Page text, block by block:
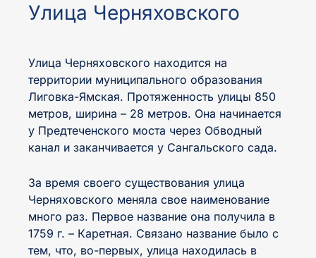
+7 (812) 241-51-78
info@gkuoa.ru
Улица Черняховского
Улица Черняховского находится на
территории муниципального образования
Лиговка-Ямская. Протяженность улицы 850
метров, ширина – 28 метров. Она начинается
у Предтеченского моста через Обводный
канал и заканчивается у Сангальского сада.
За время своего существования улица
Черняховского меняла свое наименование
много раз. Первое название она получила в
1759 г. – Каретная. Связано название было с
тем, что, во-первых, улица находилась в
А- А+ Ц Ц
Изображения
Межбуквенный
интервал
Среднее Большое
интервал
Средний Большой